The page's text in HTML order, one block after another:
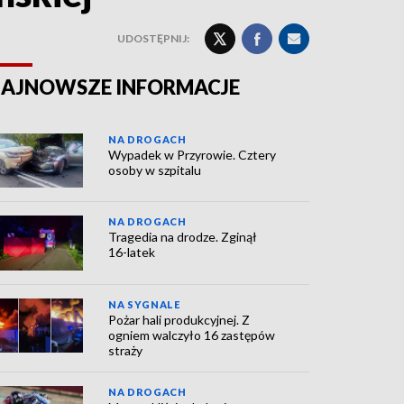
UDOSTĘPNIJ:
INFORMACJE
NA DROGACH
Wypadek w Przyrowie. Cztery
osoby w szpitalu
NA DROGACH
Tragedia na drodze. Zginął
16-latek
NA SYGNALE
Pożar hali produkcyjnej. Z
ogniem walczyło 16 zastępów
straży
NA DROGACH